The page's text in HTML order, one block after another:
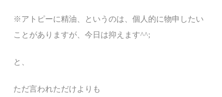
※アトピーに精油、というのは、個人的に物申したい
ことがありますが、今日は抑えます^^;
と、
ただ言われただけよりも